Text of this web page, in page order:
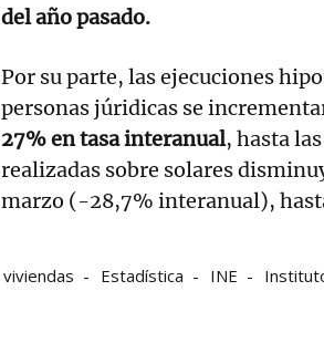
del año pasado.
Por su parte, las ejecuciones
personas júridicas se
27% en tasa interanual, hasta
realizadas sobre solares
marzo (-28,7% interanual),
viviendas Estadística INE